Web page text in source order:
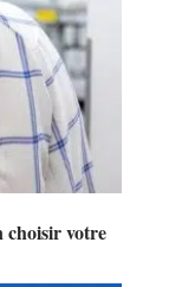
choisir votre